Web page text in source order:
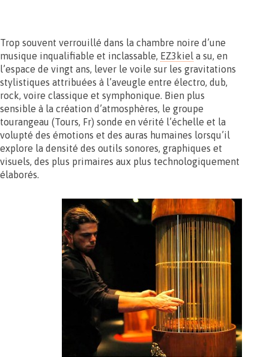
Trop souvent verrouillé dans la chambre noire d’une
musique inqualifiable et inclassable, EZ3kiel a su, en
l’espace de vingt ans, lever le voile sur les gravitations
stylistiques attribuées à l’aveugle entre électro, dub,
rock, voire classique et symphonique. Bien plus
sensible à la création d’atmosphères, le groupe
tourangeau (Tours, Fr) sonde en vérité l’échelle et la
volupté des émotions et des auras humaines lorsqu’il
explore la densité des outils sonores, graphiques et
visuels, des plus primaires aux plus technologiquement
élaborés.